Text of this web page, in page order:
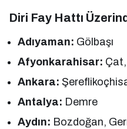
Diri Fay Hattı
Adıyaman: Gölbaşı
Afyonkarahisar: Çat,
Ankara:
Antalya: Demre
Aydın: Bozdoğan,